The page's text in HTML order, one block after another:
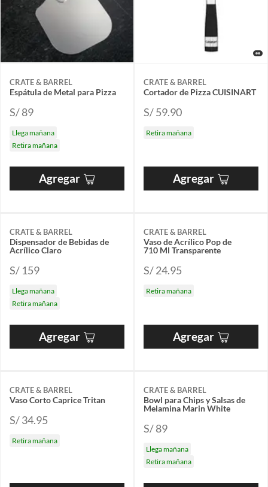
CRATE & BARREL
Espátula de Metal para Pizza
S/ 89
Llega mañana
Retira mañana
Agregar
CRATE & BARREL
Cortador de Pizza CUISINART
S/ 59.90
Retira mañana
Agregar
CRATE & BARREL
Dispensador de Bebidas de
Acrílico Claro
S/ 159
Llega mañana
Retira mañana
Agregar
CRATE & BARREL
Vaso de Acrílico Pop de
710 Ml Transparente
S/ 24.95
Retira mañana
Agregar
CRATE & BARREL
Vaso Corto Caprice Tritan
S/ 34.95
Retira mañana
CRATE & BARREL
Bowl para Chips y Salsas de
Melamina Marin White
S/ 89
Llega mañana
Retira mañana